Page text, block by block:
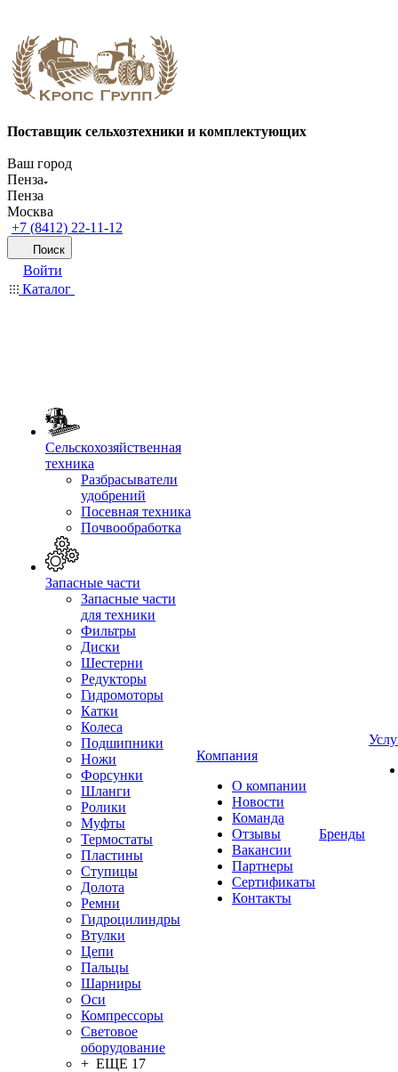
Поставщик сельхозтехники и комплектующих
Ваш город
Пенза
Пенза
Москва
+7 (8412) 22-11-12
Поиск
Войти
Каталог
Сельскохозяйственная
техника
Разбрасыватели
удобрений
Посевная техника
Почвообработка
Запасные части
Запасные части
для техники
Фильтры
Диски
Шестерни
Редукторы
Гидромоторы
Катки
Колеса
Подшипники
Ножи
Форсунки
Шланги
Ролики
Муфты
Термостаты
Пластины
Ступицы
Долота
Ремни
Гидроцилиндры
Втулки
Цепи
Пальцы
Шарниры
Оси
Компрессоры
Световое
оборудование
+ ЕЩЕ 17
Компания
О компании
Новости
Команда
Отзывы
Вакансии
Партнеры
Сертификаты
Контакты
Бренды